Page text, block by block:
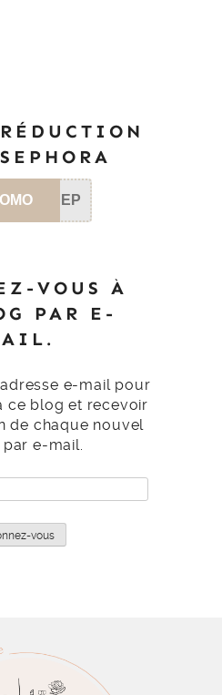
SEP
VOUS À
PAR E-
e-mail pour
ce blog et recevoir
de chaque nouvel
e-mail.
vous